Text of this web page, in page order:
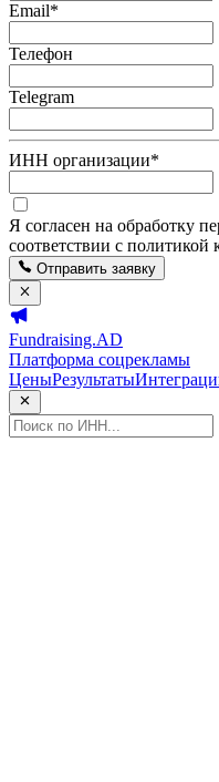
Email*
Телефон
Telegram
ИНН организации*
Я согласен на обработку
соответствии с политикой
Отправить заявку
Fundraising.AD
Платформа соцрекламы
ЦеныРезультаты